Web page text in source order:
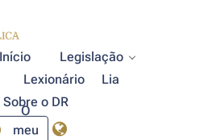
Início
Legislação
Lexionário
Lia
Sobre o DR
O
meu